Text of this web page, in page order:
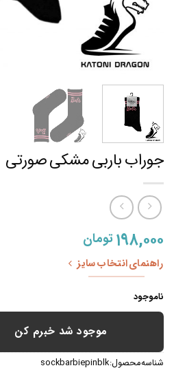
جوراب باربی مشکی صورتی
۱۹۸,۰۰۰تومان
راهنمای انتخاب سایز
ناموجود
موجود شد خبرم کن
شناسه محصول:sockbarbiepinblk